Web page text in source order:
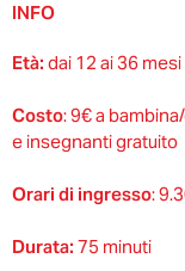
INFO
Età: dai 12 ai 36 mesi
Costo: 9€ a
e insegnanti gratuito
Orari di ingresso:
Durata: 75 minuti